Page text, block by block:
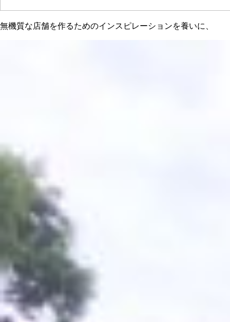
無機質な店舗を作るためのインスピレーションを養いに、